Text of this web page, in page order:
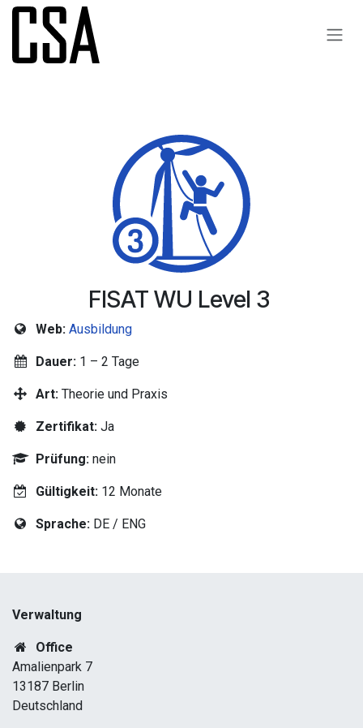
Zum Inhalt springen
FISAT WU Level 3
Web: Ausbildung
Dauer: 1 – 2 Tage
Art: Theorie und Praxis
Zertifikat: Ja
Prüfung: nein
Gültigkeit:12 Monate
Sprache:DE / ENG
Verwaltung
Office
Amalienpark 7
13187 Berlin
Deutschland